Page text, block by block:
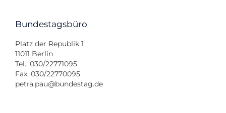
Bundestagsbüro
Platz der Republik 1
11011 Berlin
Tel.: 030/22771095
Fax: 030/22770095
petra.pau@bundestag.de